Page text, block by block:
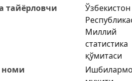
тайёрловчи
Ўзбекистон
Миллий
статистика
қўмитаси
номи